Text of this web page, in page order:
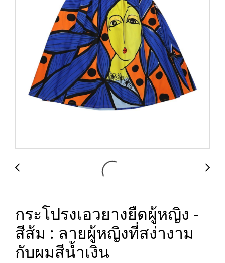
กระโปรงเอวยางยืดผู้หญิง -
สีส้ม : ลายผู้หญิงที่สง่างาม
กับผมสีน้ำเงิน